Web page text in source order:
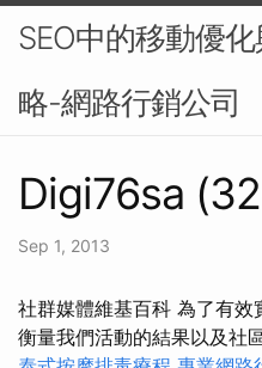
SEO中的移動優
略-網路行銷公司
Digi76sa
Sep 1, 2013
社群媒體維基百科 為了有
衡量我們活動的結果以及社